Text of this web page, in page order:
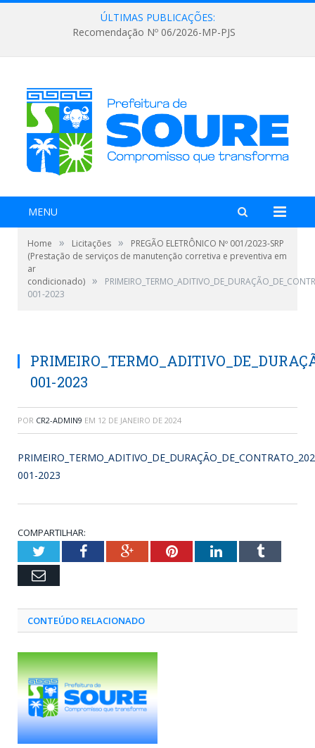
ÚLTIMAS PUBLICAÇÕES:
Recomendação Nº 06/2026-MP-PJS
MENU
Home » Licitações »
PREGÃO ELETRÔNICO Nº 001/2023-SRP
(Prestação de serviços de manutenção corretiva e preventiva em
ar
condicionado) »
001-2023
001-2023
POR CR2-ADMIN9 EM 12 DE JANEIRO DE 2024
001-2023
COMPARTILHAR:
TwitterFacebookGoogle+PinterestLinkedInTumblr
Email
CONTEÚDO RELACIONADO